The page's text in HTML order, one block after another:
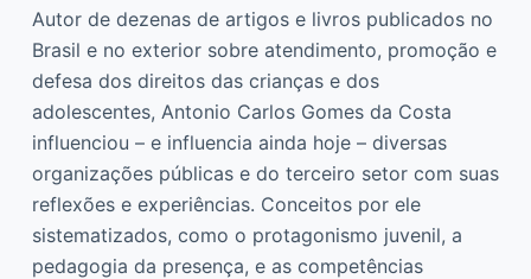
Autor de dezenas de artigos e livros publicados no
Brasil e no exterior sobre atendimento, promoção e
defesa dos direitos das crianças e dos
adolescentes, Antonio Carlos Gomes da Costa
influenciou – e influencia ainda hoje – diversas
organizações públicas e do terceiro setor com suas
reflexões e experiências. Conceitos por ele
sistematizados, como o protagonismo juvenil, a
pedagogia da presença, e as competências